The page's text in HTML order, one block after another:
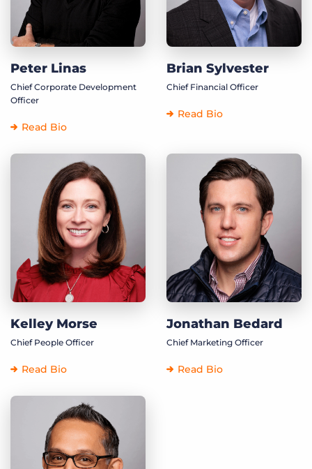
Peter Linas
Chief Corporate Development
Officer
Read Bio
Brian Sylvester
Chief Financial Officer
Read Bio
Kelley Morse
Chief People Officer
Read Bio
Jonathan Bedard
Chief Marketing Officer
Read Bio